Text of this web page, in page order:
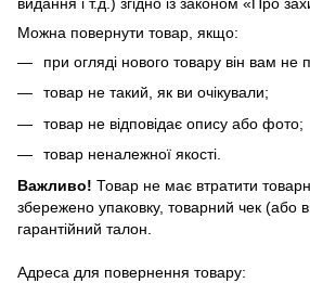
Можна повернути товар, якщо:
при огляді нового товару він вам не
товар не такий, як ви очікували;
товар не відповідає опису або фото;
товар неналежної якості.
Важливо! Товар не має втратити
збережено упаковку, товарний чек (або
гарантійний талон.
Адреса для повернення товару: